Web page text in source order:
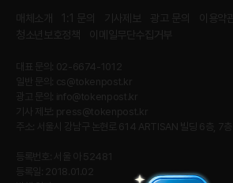
매체소개 1:1 문의 기사제보 광고 문의 이용약관
청소년보호정책
이메일무단수집거부
대표 문의: 02-6674-1012
일반 문의: cs@tokenpost.kr
광고 문의:
info@tokenpost.kr
기사 제보: press@tokenpost.kr
주소: 서울시 강남구 논현로 614 ARTISAN 빌딩 6층, 7층
등록번호: 서울 아 52481
등록일: 2018.01.02